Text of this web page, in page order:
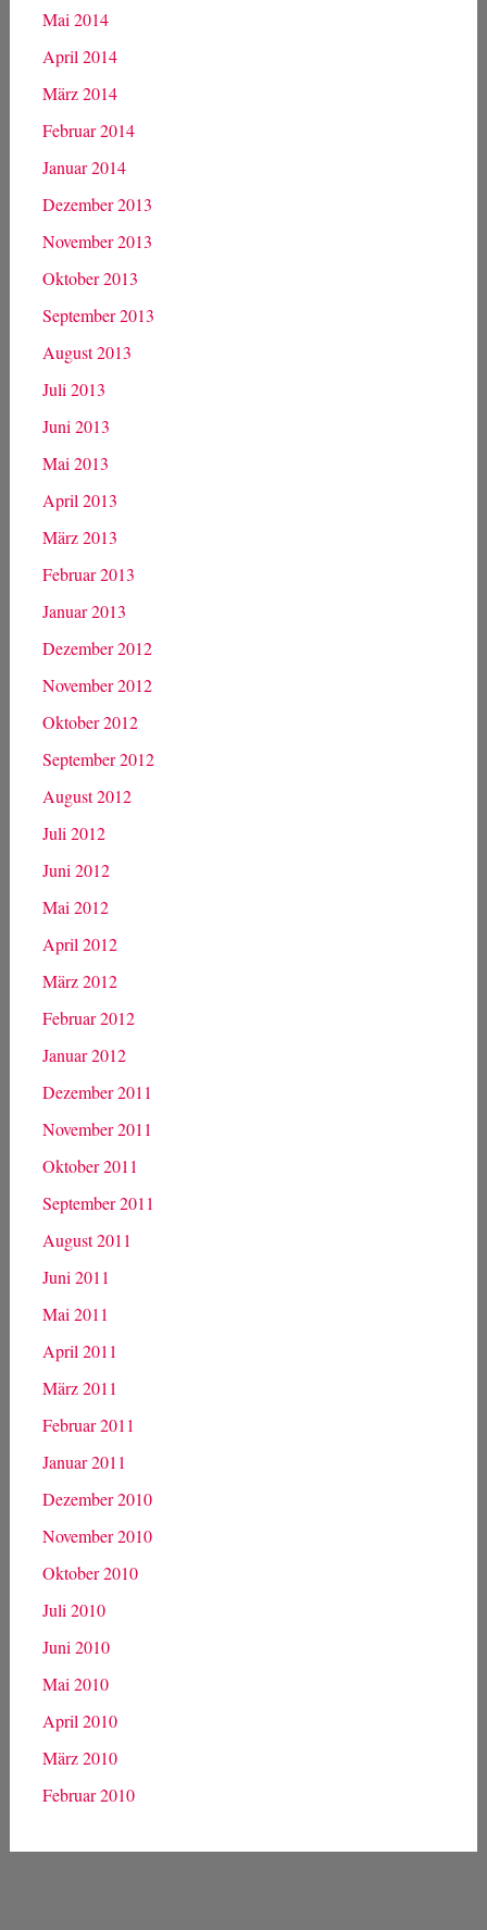
Mai 2014
April 2014
März 2014
Februar 2014
Januar 2014
Dezember 2013
November 2013
Oktober 2013
September 2013
August 2013
Juli 2013
Juni 2013
Mai 2013
April 2013
März 2013
Februar 2013
Januar 2013
Dezember 2012
November 2012
Oktober 2012
September 2012
August 2012
Juli 2012
Juni 2012
Mai 2012
April 2012
März 2012
Februar 2012
Januar 2012
Dezember 2011
November 2011
Oktober 2011
September 2011
August 2011
Juni 2011
Mai 2011
April 2011
März 2011
Februar 2011
Januar 2011
Dezember 2010
November 2010
Oktober 2010
Juli 2010
Juni 2010
Mai 2010
April 2010
März 2010
Februar 2010